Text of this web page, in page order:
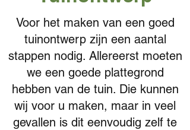
Voor het maken van een goed
tuinontwerp zijn een aantal
stappen nodig. Allereerst moeten
we een goede plattegrond
hebben van de tuin. Die kunnen
wij voor u maken, maar in veel
gevallen is dit eenvoudig zelf te